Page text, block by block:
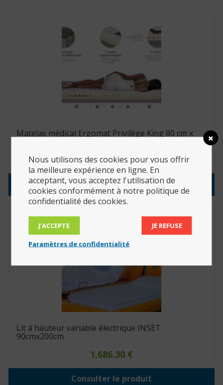
Matelas médical Ergomat Privilège King 80 cm x
990.00€
Consulter le produit
Lit à hauteur variable électrique INSET
90cmx200cm
1,686.30 €
Consulter le produit
Nous utilisons des cookies pour vous offrir
la meilleure expérience en ligne. En
acceptant, vous acceptez l'utilisation de
cookies conformément à notre politique de
confidentialité des cookies.
J’ACCEPTE JE REFUSE
Paramètres de confidentialité